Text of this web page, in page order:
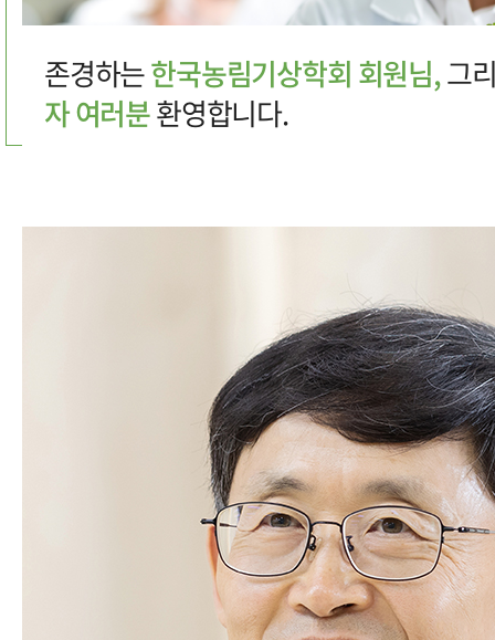
존경하는한국농림기상학회 회원님,그
자 여러분환영합니다.